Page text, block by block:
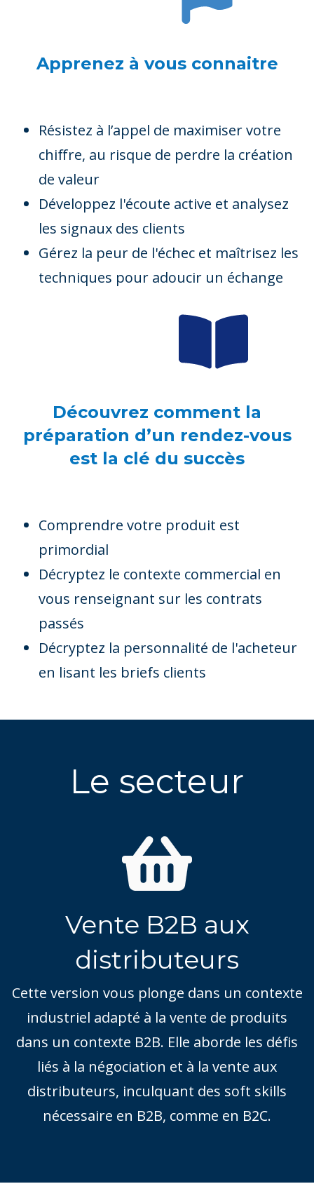
Apprenez à vous connaitre
Résistez à l’appel de maximiser votre
chiffre, au risque de perdre la création
de valeur
Développez l'écoute active et analysez
les signaux des clients
Gérez la peur de l'échec et maîtrisez les
techniques pour adoucir un échange
Découvrez comment la
préparation d’un rendez-vous
est la clé du succès
Comprendre votre produit est
primordial
Décryptez le contexte commercial en
vous renseignant sur les contrats
passés
Décryptez la personnalité de l'acheteur
en lisant les briefs clients
Le secteur
Vente B2B aux
distributeurs
Cette version vous plonge dans un contexte
industriel adapté à la vente de produits
dans un contexte B2B. Elle aborde les défis
liés à la négociation et à la vente aux
distributeurs, inculquant des soft skills
nécessaire en B2B, comme en B2C.